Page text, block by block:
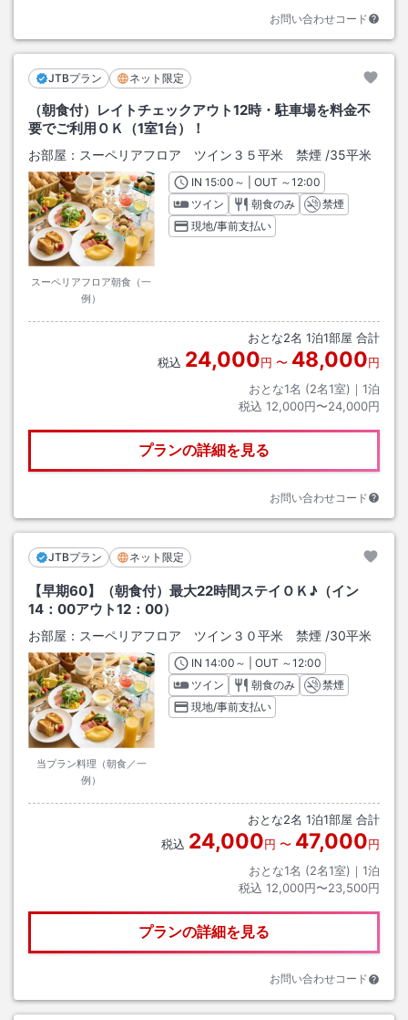
お問い合わせコード
JTBプラン ネット限定
（朝食付）レイトチェックアウト12時・駐車場を料金不
要でご利用ＯＫ（1室1台）！
お部屋： スーペリアフロア ツイン３５平米 禁煙 /35平米
スーペリアフロア朝食（一
例）
INチェックイン
15:00 ～ | OUT チェックアウト
～12:00
ツイン
朝食のみ
禁煙
現地/事前支払い
おとな2名 1泊1部屋 合計
税込 24,000円 〜 48,000円
おとな1名 (2名1室)｜ 1泊
税込 12,000円〜24,000円
プランの詳細を見る
お問い合わせコード
JTBプラン ネット限定
【早期60】（朝食付）最大22時間ステイＯＫ♪（イン
14：00アウト12：00）
お部屋： スーペリアフロア ツイン３０平米 禁煙 /30平米
当プラン料理（朝食／一
例）
INチェックイン
14:00 ～ | OUT チェックアウト
～12:00
ツイン
朝食のみ
禁煙
現地/事前支払い
おとな2名 1泊1部屋 合計
税込 24,000円 〜 47,000円
おとな1名 (2名1室)｜ 1泊
税込 12,000円〜23,500円
プランの詳細を見る
お問い合わせコード